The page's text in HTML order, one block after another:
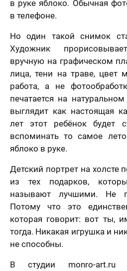
в руке яблоко. Обычная
в телефоне.
Но один такой снимок
Художник
вручную на графическом
лица, тени на траве, цвет
работа, а не
печатается на
выглядит как настоящая
лет этот ребёнок будет
вспоминать то самое
яблоко в руке.
Детский портрет на холсте
из тех подарков,
называют лучшими. Не
Потому что это
которая говорит: вот ты,
тогда. Никакая игрушка и
не способны.
В студии monro-art.ru
Я принимаю условия
Более 3 лиц
70 х 70 см
70 х 100 см
Пока не
решил (а)
«О
в
на
иПолитике в
условия
оферты